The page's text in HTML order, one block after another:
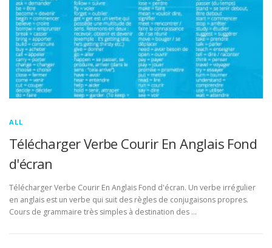
ALL
Télécharger Verbe Courir En Anglais Fond
d'écran
Télécharger Verbe Courir En Anglais Fond d'écran. Un verbe irrégulier
en anglais est un verbe qui suit des règles de conjugaisons propres.
Cours de grammaire très simples à destination des …